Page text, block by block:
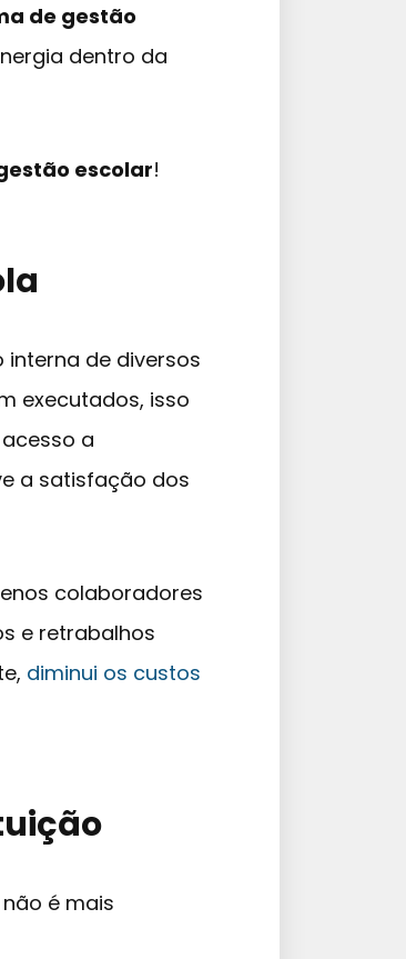
de gestão
dentro da
escolar!
de diversos
executados, isso
a
a satisfação dos
colaboradores
e retrabalhos
diminui os custos
é mais